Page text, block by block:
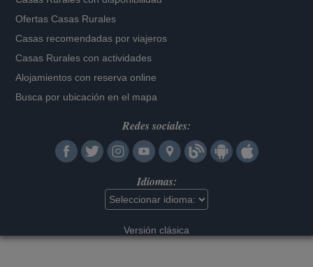
Ofertas Casas Rurales
Casas recomendadas por viajeros
Casas Rurales con actividades
Alojamientos con reserva online
Busca por ubicación en el mapa
Redes sociales:
Idiomas:
Versión clásica